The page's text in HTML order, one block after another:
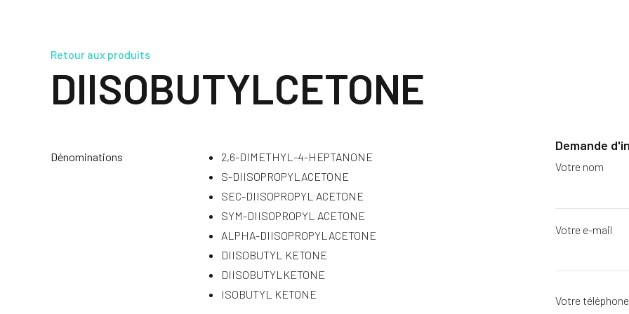
Retour aux produits
DIISOBUTYLCETONE
Dénominations
2,6-DIMETHYL-4-HEPTANONE
S-DIISOPROPYLACETONE
SEC-DIISOPROPYL ACETONE
SYM-DIISOPROPYL ACETONE
ALPHA-DIISOPROPYLACETONE
DIISOBUTYL KETONE
DIISOBUTYLKETONE
ISOBUTYL KETONE
Demande
Votre nom
Votre e-mail
Votre téléphone